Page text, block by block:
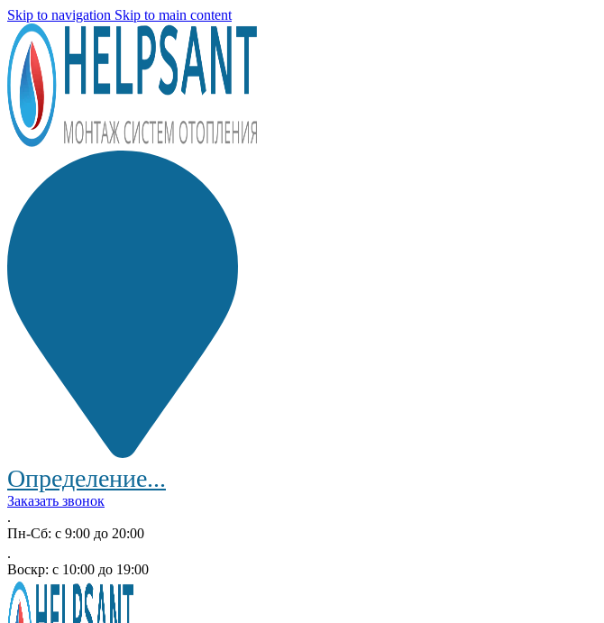
Skip to navigation Skip to main content
Определение...
Заказать звонок
.
Пн-Сб: с 9:00 до 20:00
.
Воскр: с 10:00 до 19:00